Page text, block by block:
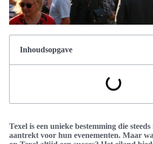
Inhoudsopgave
Texel is een unieke bestemming die
aantrekt voor hun evenementen. Maar